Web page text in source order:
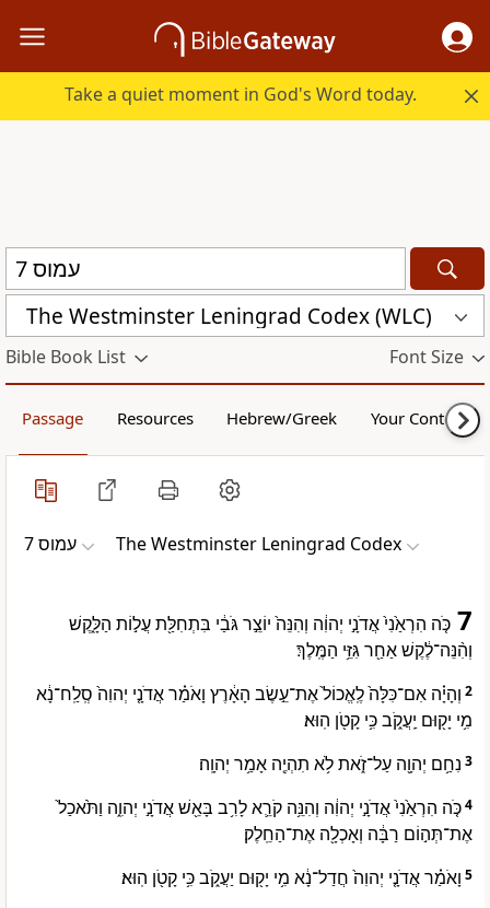
Take a quiet moment in God's Word today.
The Westminster Leningrad Codex (WLC)
Bible Book List Font Size
Passage Resources Hebrew/Greek Your Content
עמוס 7 The Westminster Leningrad Codex
7 כֹּ֤ה הִרְאַ֙נִי֙ אֲדֹנָ֣י יְהוִ֔ה וְהִנֵּה֙ יוֹצֵ֣ר גֹּבַ֔י בִּתְחִלַּ֖ת עֲל֣וֹת הַלָּ֑קֶשׁ
וְהִ֨נֵּה־לֶ֔קֶשׁ אַחַ֖ר גִּזֵּ֥י הַמֶּֽלֶךְ׃
2 וְהָיָ֗ה אִם־כִּלָּה֙ לֶֽאֱכוֹל֙ אֶת־עֵ֣שֶׂב הָאָ֔רֶץ וָאֹמַ֗ר אֲדֹנָ֤י יְהוִה֙ סְֽלַֽח־נָ֔א
מִ֥י יָק֖וּם יַֽעֲקֹ֑ב כִּ֥י קָטֹ֖ן הֽוּא׃
3 נִחַ֥ם יְהוָ֖ה עַל־זֹ֑את לֹ֥א תִהְיֶ֖ה אָמַ֥ר יְהוָֽה׃
4כֹּ֤ה הִרְאַ֙נִי֙ אֲדֹנָ֣י יְהוִ֔ה וְהִנֵּ֥ה קֹרֵ֛א לָרִ֥ב בָּאֵ֖שׁ אֲדֹנָ֣י יְהוִ֑ה וַתֹּ֙אכַל֙
אֶת־תְּה֣וֹם רַבָּ֔ה וְאָכְלָ֖ה אֶת־הַחֵֽלֶק׃
5 וָאֹמַ֗ר אֲדֹנָ֤י יְהוִה֙ חֲדַל־נָ֔א מִ֥י יָק֖וּם יַעֲקֹ֑ב כִּ֥י קָטֹ֖ן הֽוּא׃